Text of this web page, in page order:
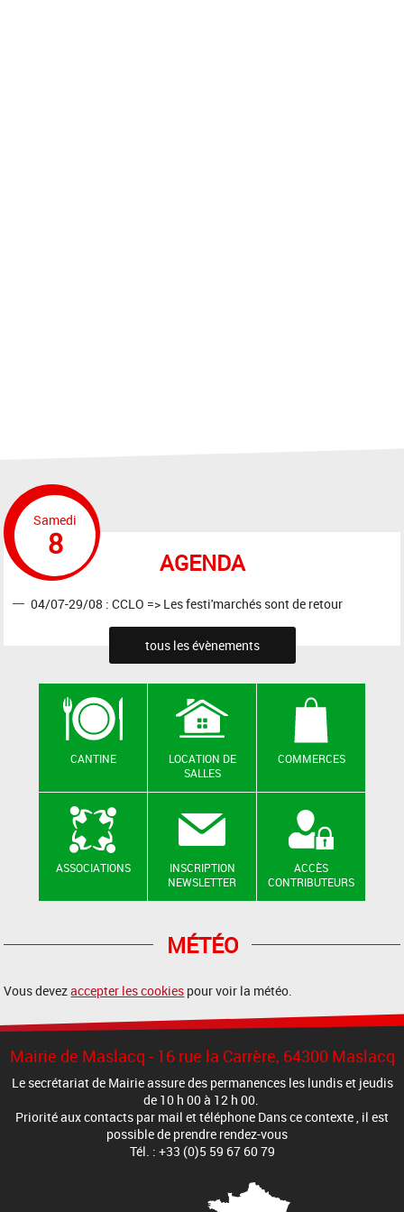
AGENDA
Samedi
8
04/07-29/08 : CCLO => Les festi'marchés sont de retour
tous les évènements
CANTINE
LOCATION DE
SALLES
COMMERCES
ASSOCIATIONS
INSCRIPTION
NEWSLETTER
ACCÈS
CONTRIBUTEURS
MÉTÉO
Vous devezaccepter les cookies pour voir la météo.
Mairie de Maslacq - 16 rue la Carrère, 64300 Maslacq
Le secrétariat de Mairie assure des permanences les lundis et jeudis
de 10 h 00 à 12 h 00.
Priorité aux contacts par mail et téléphone Dans ce contexte , il est
possible de prendre rendez-vous
Tél. : +33 (0)5 59 67 60 79